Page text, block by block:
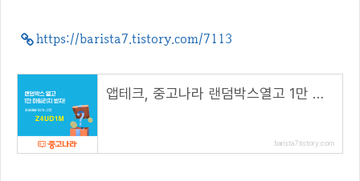
https://barista7.tistory.com/7113
앱테크, 중고나라 랜덤박스열고 1만 마일리지 받자!( 추천 코드 : Z4UD1M )
barista7.tistory.com